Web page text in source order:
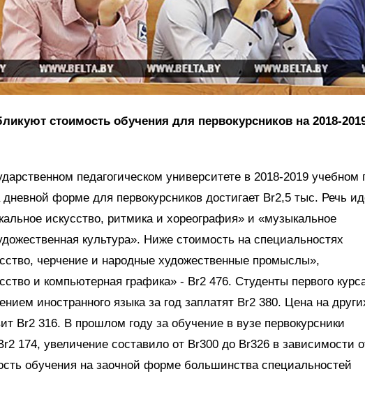
стоимость обучения для первокурсников на 2018-
педагогическом университете в 2018-2019 учебном
форме для первокурсников достигает Br2,5 тыс. Речь
искусство, ритмика и хореография» и «музыкальное
культура». Ниже стоимость на специальностях
черчение и народные художественные промыслы»,
и компьютерная графика» - Br2 476. Студенты первого
иностранного языка за год заплатят Br2 380. Цена на
Br2 316. В прошлом году за обучение в вузе первокурсники
174, увеличение составило от Br300 до Br326 в зависимости
обучения на заочной форме большинства специальностей